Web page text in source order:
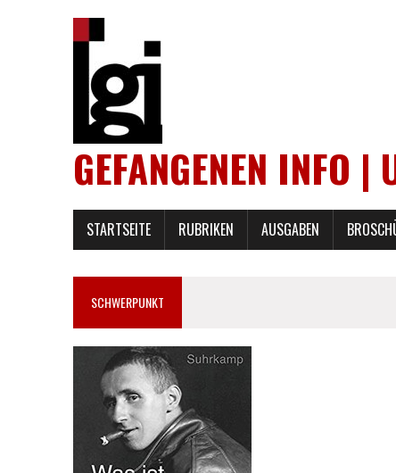
GEFANGENEN INFO |
STARTSEITE RUBRIKEN AUSGABEN
SCHWERPUNKT